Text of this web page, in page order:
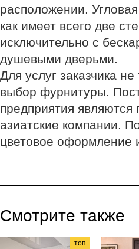
расположении.
как имеет всего две
исключительно с
душевыми дверьми.
Для услуг заказчика
выбор фурнитуры.
предприятия
азиатские компании.
цветовое оформление
Смотрите также
топ